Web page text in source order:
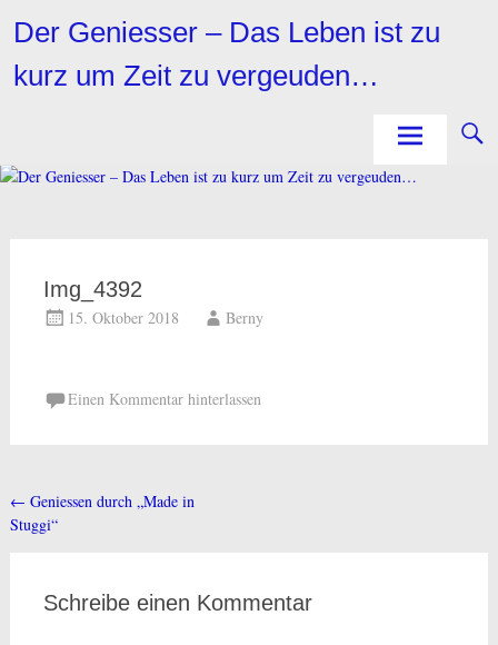
InhaltDer Geniesser – Das Leben ist zu
kurz um Zeit zu vergeuden…
Img_4392
15. Oktober 2018 Berny
Einen Kommentar hinterlassen
Beitragsnavigation
← Geniessen durch „Made in
Stuggi“
Schreibe einen Kommentar